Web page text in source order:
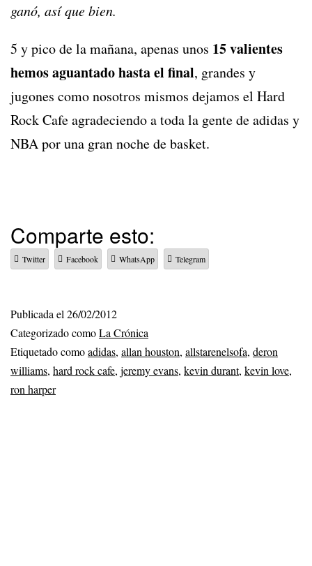
ganó, así que bien.
5 y pico de la mañana, apenas unos 15 valientes
hemos aguantado hasta el final, grandes y
jugones como nosotros mismos dejamos el Hard
Rock Cafe agradeciendo a toda la gente de adidas y
NBA por una gran noche de basket.
Comparte esto:
Twitter Facebook WhatsApp Telegram
Publicada el 26/02/2012
Categorizado comoLa Crónica
Etiquetado comoadidas, allan houston, allstarenelsofa, deron
williams, hard rock cafe, jeremy evans, kevin durant, kevin love,
ron harper